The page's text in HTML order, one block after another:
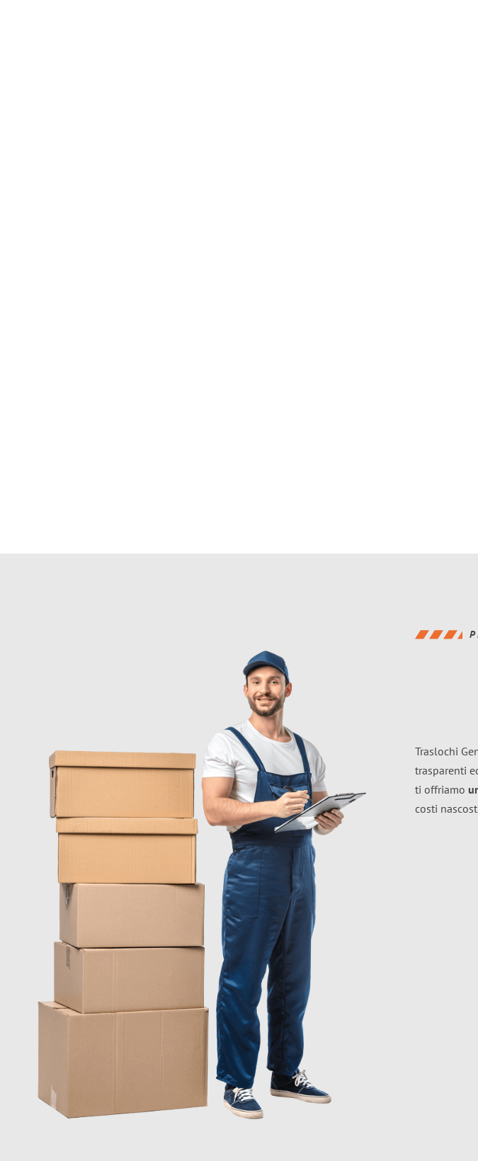
Traslochi
trasparenti
ti offriamo
costi